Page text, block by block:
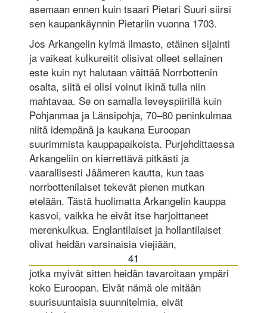
asemaan ennen kuin tsaari Pietari Suuri siirsi
sen kaupankäynnin Pietariin vuonna 1703.
Jos Arkangelin kylmä ilmasto, etäinen sijainti
ja vaikeat kulkureitit olisivat olleet sellainen
este kuin nyt halutaan väittää Norrbottenin
osalta, siitä ei olisi voinut ikinä tulla niin
mahtavaa. Se on samalla leveyspiirillä kuin
Pohjanmaa ja Länsipohja, 70–80 peninkulmaa
niitä idempänä ja kaukana Euroopan
suurimmista kauppapaikoista. Purjehdittaessa
Arkangeliin on kierrettävä pitkästi ja
vaarallisesti Jäämeren kautta, kun taas
norrbottenilaiset tekevät pienen mutkan
etelään. Tästä huolimatta Arkangelin kauppa
kasvoi, vaikka he eivät itse harjoittaneet
merenkulkua. Englantilaiset ja hollantilaiset
olivat heidän varsinaisia viejiään,
41
jotka myivät sitten heidän tavaroitaan ympäri
koko Euroopan. Eivät nämä ole mitään
suurisuuntaisia suunnitelmia, eivät